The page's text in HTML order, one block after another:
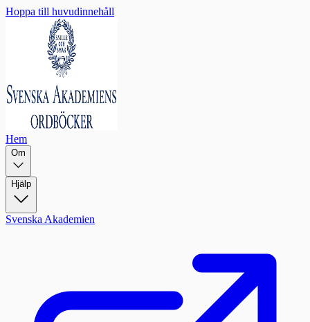
Hoppa till huvudinnehåll
Hem
Om
Hjälp
Svenska Akademien